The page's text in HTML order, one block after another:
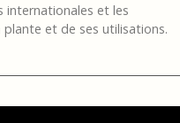
internationales et les
et de ses utilisations.